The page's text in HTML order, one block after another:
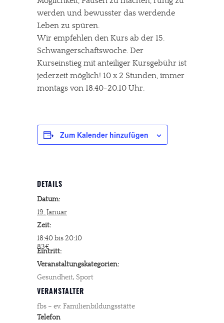
werden und bewusster das werdende
Leben zu spüren.
Wir empfehlen den Kurs ab der 15.
Schwangerschaftswoche. Der
Kurseinstieg mit anteiliger Kursgebühr ist
jederzeit möglich! 10 x 2 Stunden, immer
montags von 18.40-20.10 Uhr.
Zum Kalender hinzufügen
DETAILS
Datum:
19. Januar
Zeit:
18:40 bis 20:10
Eintritt:
83€
Veranstaltungskategorien:
Gesundheit, Sport
VERANSTALTER
fbs – ev. Familienbildungsstätte
Telefon